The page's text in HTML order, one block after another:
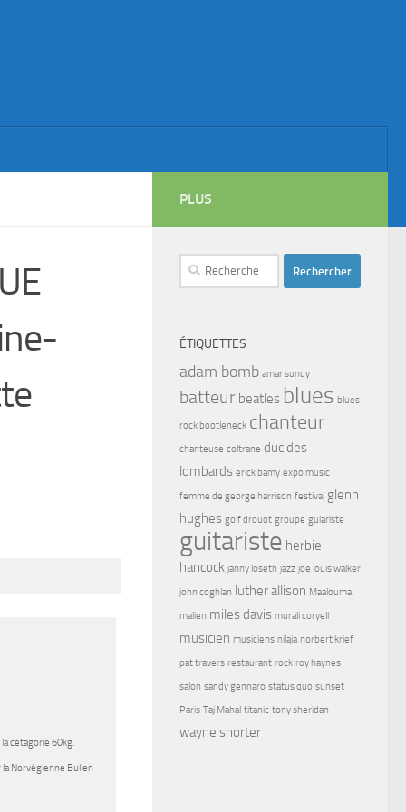
cétagorie 60kg.
Norvégienne Bullen
PLUS
Rechercher :
ÉTIQUETTES
adam bomb amar sundy
batteur beatles blues blues
rock bootleneck chanteur
chanteuse coltrane duc des
lombards erick bamy expo music
femme de george harrison festival glenn
hughes golf drouot groupe guiariste
guitariste herbie
hancock janny loseth jazz joe louis walker
john coghlan luther allison Maalouma
malien miles davis murali coryell
musicien musiciens nilaja norbert krief
pat travers restaurant rock roy haynes
salon sandy gennaro status quo sunset
Paris Taj Mahal titanic tony sheridan
wayne shorter